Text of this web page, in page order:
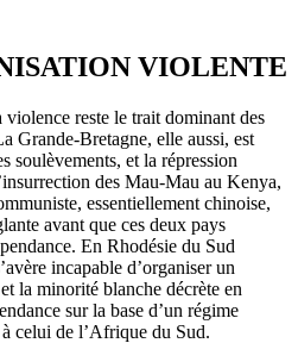
VIOLENTE
reste le trait dominant des
Grande-Bretagne, elle aussi, est
soulèvements, et la répression
des Mau-Mau au Kenya,
essentiellement chinoise,
avant que ces deux pays
En Rhodésie du Sud
incapable d’organiser un
la minorité blanche décrète en
sur la base d’un régime
celui de l’Afrique du Sud.